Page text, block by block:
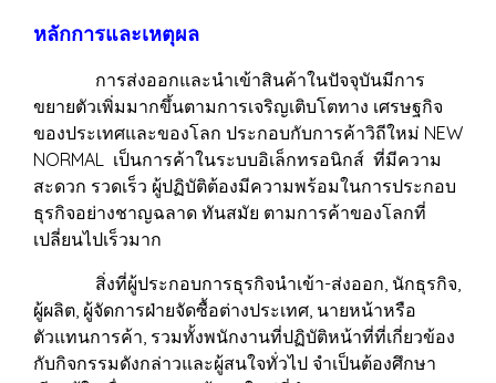
หลักการและเหตุผล
การส่งออกและนำเข้าสินค้าในปัจจุบันมีการ
ขยายตัวเพิ่มมากขึ้นตามการเจริญเติบโตทาง เศรษฐกิจ
ของประเทศและของโลก ประกอบกับการค้าวิถีใหม่ NEW
NORMAL เป็นการค้าในระบบอิเล็กทรอนิกส์ ที่มีความ
สะดวก รวดเร็ว ผู้ปฏิบัติต้องมีความพร้อมในการประกอบ
ธุรกิจอย่างชาญฉลาด ทันสมัย ตามการค้าของโลกที่
เปลี่ยนไปเร็วมาก
สิ่งที่ผู้ประกอบการธุรกิจนำเข้า-ส่งออก, นักธุรกิจ,
ผู้ผลิต, ผู้จัดการฝ่ายจัดซื้อต่างประเทศ, นายหน้าหรือ
ตัวแทนการค้า, รวมทั้งพนักงานที่ปฏิบัติหน้าที่ที่เกี่ยวข้อง
กับกิจกรรมดังกล่าวและผู้สนใจทั่วไป จำเป็นต้องศึกษา